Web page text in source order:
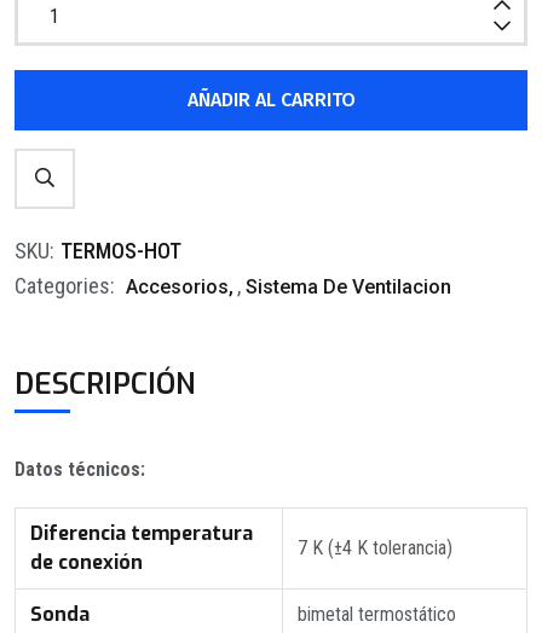
AÑADIR AL CARRITO
SKU: TERMOS-HOT
Categories: Accesorios , Sistema De Ventilacion
DESCRIPCIÓN
Datos técnicos:
Diferencia temperatura
de conexión
7 K (±4 K tolerancia)
Sonda bimetal termostático